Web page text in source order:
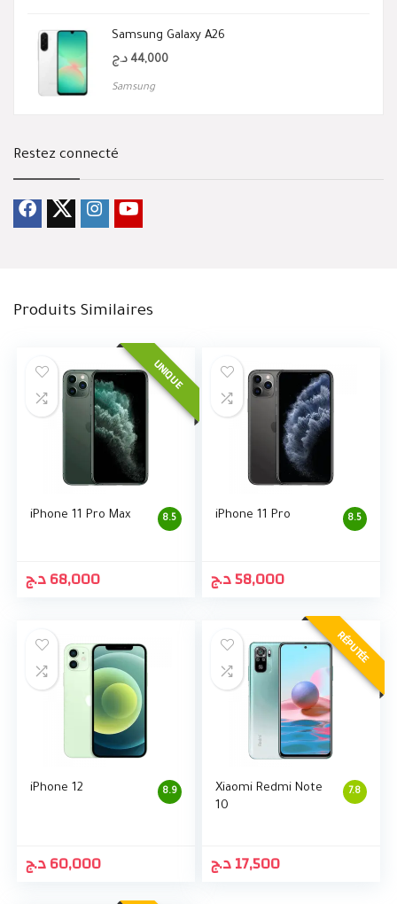
Samsung Galaxy A26
44,000 د.ج
Samsung
Restez connecté
Produits Similaires
UNIQUE
8.5
iPhone 11 Pro Max
68,000د.ج
8.5
iPhone 11 Pro
58,000د.ج
8.9
iPhone 12
60,000د.ج
RÉPUTÉE
7.8
Xiaomi Redmi Note
10
17,500د.ج